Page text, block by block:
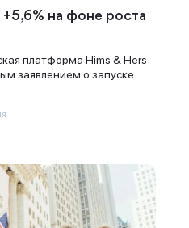
на фоне роста
платформа Hims & Hers
заявлением о запуске
заявку